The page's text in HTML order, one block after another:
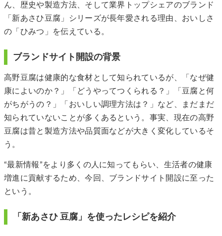
ん、歴史や製造⽅法、そして業界トップシェアのブランド
「新あさひ⾖腐」シリーズが⻑年愛される理由、おいしさ
の「ひみつ」を伝えている。
ブランドサイト開設の背景
⾼野⾖腐は健康的な⾷材として知られているが、「なぜ健
康によいのか？」「どうやってつくられる？」「⾖腐と何
がちがうの？」「おいしい調理⽅法は？」など、まだまだ
知られていないことが多くあるという。事実、現在の⾼野
⾖腐は昔と製造⽅法や品質⾯などが⼤きく変化しているそ
う。
“最新情報”をより多くの人に知ってもらい、⽣活者の健康
増進に貢献するため、今回、ブランドサイト開設に至った
という。
「新あさひ ⾖腐」を使ったレシピを紹介